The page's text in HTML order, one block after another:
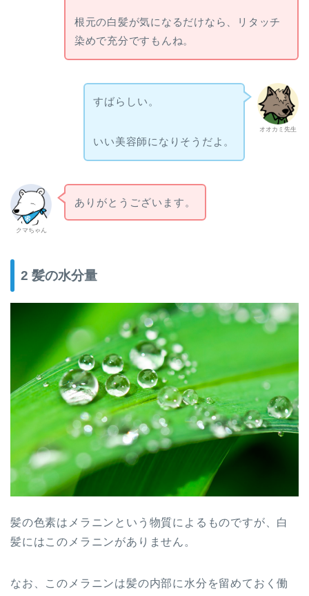
根元の白髪が気になるだけなら、リタッチ
染めで充分ですもんね。
オオカミ先生
すばらしい。
いい美容師になりそうだよ。
クマちゃん
ありがとうございます。
2 髪の水分量
髪の色素はメラニンという物質によるものですが、白
髪にはこのメラニンがありません。
なお、このメラニンは髪の内部に水分を留めておく働